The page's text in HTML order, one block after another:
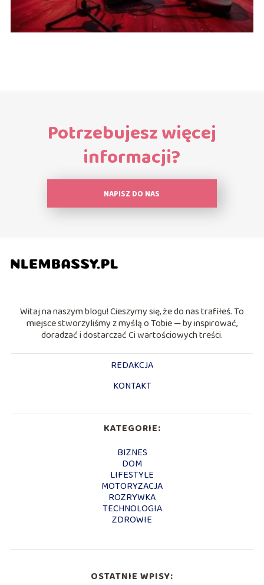
Potrzebujesz więcej
informacji?
NAPISZ DO NAS
Witaj na naszym blogu! Cieszymy się, że do nas trafiłeś. To
miejsce stworzyliśmy z myślą o Tobie — by inspirować,
doradzać i dostarczać Ci wartościowych treści.
REDAKCJA
KONTAKT
KATEGORIE:
BIZNES
DOM
LIFESTYLE
MOTORYZACJA
ROZRYWKA
TECHNOLOGIA
ZDROWIE
OSTATNIE WPISY: